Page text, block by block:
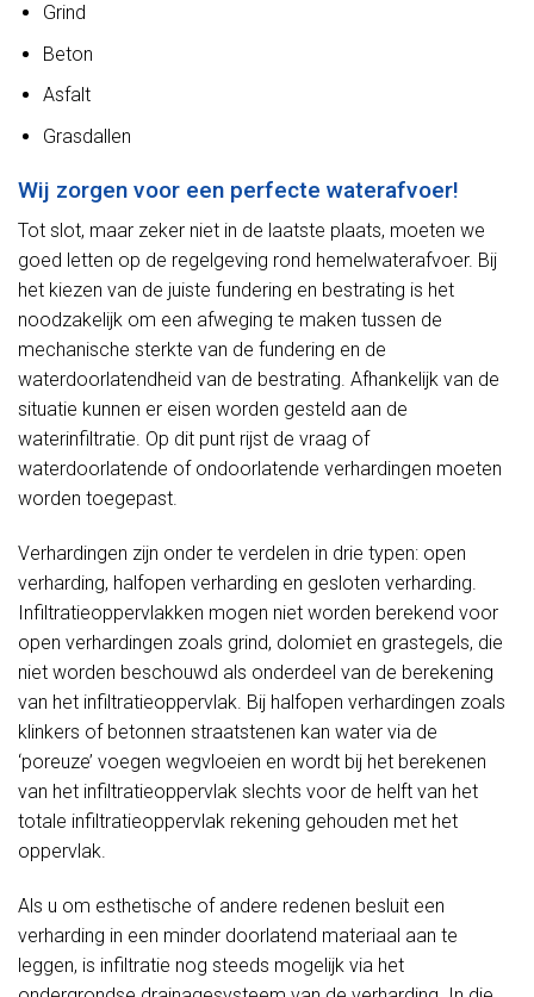
Grind
Beton
Asfalt
Grasdallen
Wij zorgen voor een perfecte waterafvoer!
Tot slot, maar zeker niet in de laatste plaats, moeten we
goed letten op de regelgeving rond hemelwaterafvoer. Bij
het kiezen van de juiste fundering en bestrating is het
noodzakelijk om een afweging te maken tussen de
mechanische sterkte van de fundering en de
waterdoorlatendheid van de bestrating. Afhankelijk van de
situatie kunnen er eisen worden gesteld aan de
waterinfiltratie. Op dit punt rijst de vraag of
waterdoorlatende of ondoorlatende verhardingen moeten
worden toegepast.
Verhardingen zijn onder te verdelen in drie typen: open
verharding, halfopen verharding en gesloten verharding.
Infiltratieoppervlakken mogen niet worden berekend voor
open verhardingen zoals grind, dolomiet en grastegels, die
niet worden beschouwd als onderdeel van de berekening
van het infiltratieoppervlak. Bij halfopen verhardingen zoals
klinkers of betonnen straatstenen kan water via de
‘poreuze’ voegen wegvloeien en wordt bij het berekenen
van het infiltratieoppervlak slechts voor de helft van het
totale infiltratieoppervlak rekening gehouden met het
oppervlak.
Als u om esthetische of andere redenen besluit een
verharding in een minder doorlatend materiaal aan te
leggen, is infiltratie nog steeds mogelijk via het